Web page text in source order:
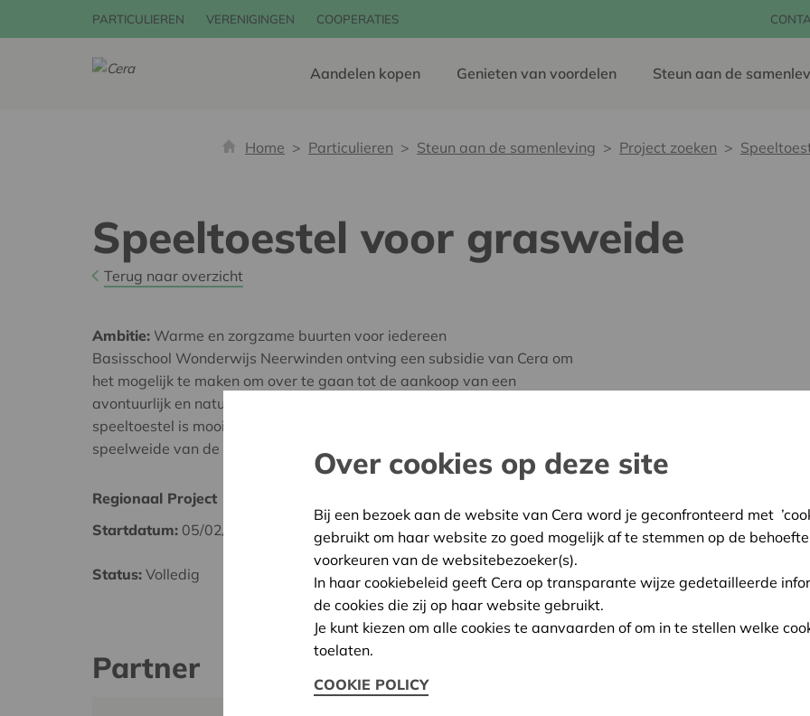
PARTICULIEREN VERENIGINGEN COOPERATIES
Aandelen kopen Genieten van voordelen Steun aan de
Home Particulieren Steun aan de samenleving Project zoeken
Speeltoestel voor grasweide
Terug naar overzicht
Ambitie: Warme en zorgzame buurten voor iedereen
Basisschool Wonderwijs Neerwinden ontving een subsidie van Cera om
het mogelijk te maken om over te gaan tot de aankoop van een
avontuurlijk en natuurlijk speeltoestel. Dit ecologisch verantwoorde
speeltoestel is mooi geïntegreerd in de prachtige met platanen beplante
speelweide van de school.
Regionaal Project
Startdatum: 05/02/2024
Status: Volledig
Datum: 05/02/2024
Beslissing: Goedgekeurd
Partner
Over cookies op deze site
Bij een bezoek aan de website van Cera word je geconfronteerd met
gebruikt om haar website zo goed mogelijk af te stemmen op de
voorkeuren van de websitebezoeker(s).
In haar cookiebeleid geeft Cera op transparante wijze gedetailleerde
de cookies die zij op haar website gebruikt.
Je kunt kiezen om alle cookies te aanvaarden of om in te stellen welke
toelaten.
COOKIE POLICY